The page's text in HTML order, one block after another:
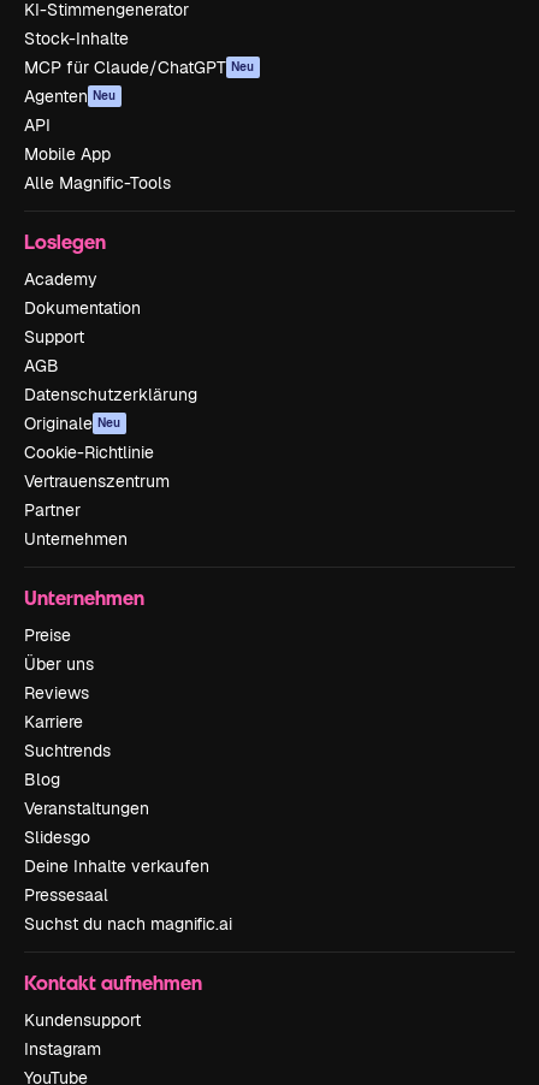
KI-Stimmengenerator
Stock-Inhalte
MCP für Claude/ChatGPT Neu
Agenten Neu
API
Mobile App
Alle Magnific-Tools
Loslegen
Academy
Dokumentation
Support
AGB
Datenschutzerklärung
Originale Neu
Cookie-Richtlinie
Vertrauenszentrum
Partner
Unternehmen
Unternehmen
Preise
Über uns
Reviews
Karriere
Suchtrends
Blog
Veranstaltungen
Slidesgo
Deine Inhalte verkaufen
Pressesaal
Suchst du nach magnific.ai
Kontakt aufnehmen
Kundensupport
Instagram
YouTube